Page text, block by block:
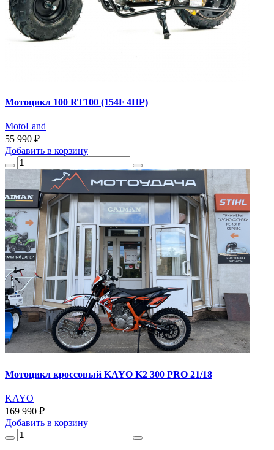
Мотоцикл 100 RT100 (154F 4HP)
MotoLand
55 990 ₽
Добавить в корзину
Мотоцикл кроссовый KAYO K2 300 PRO 21/18
KAYO
169 990 ₽
Добавить в корзину